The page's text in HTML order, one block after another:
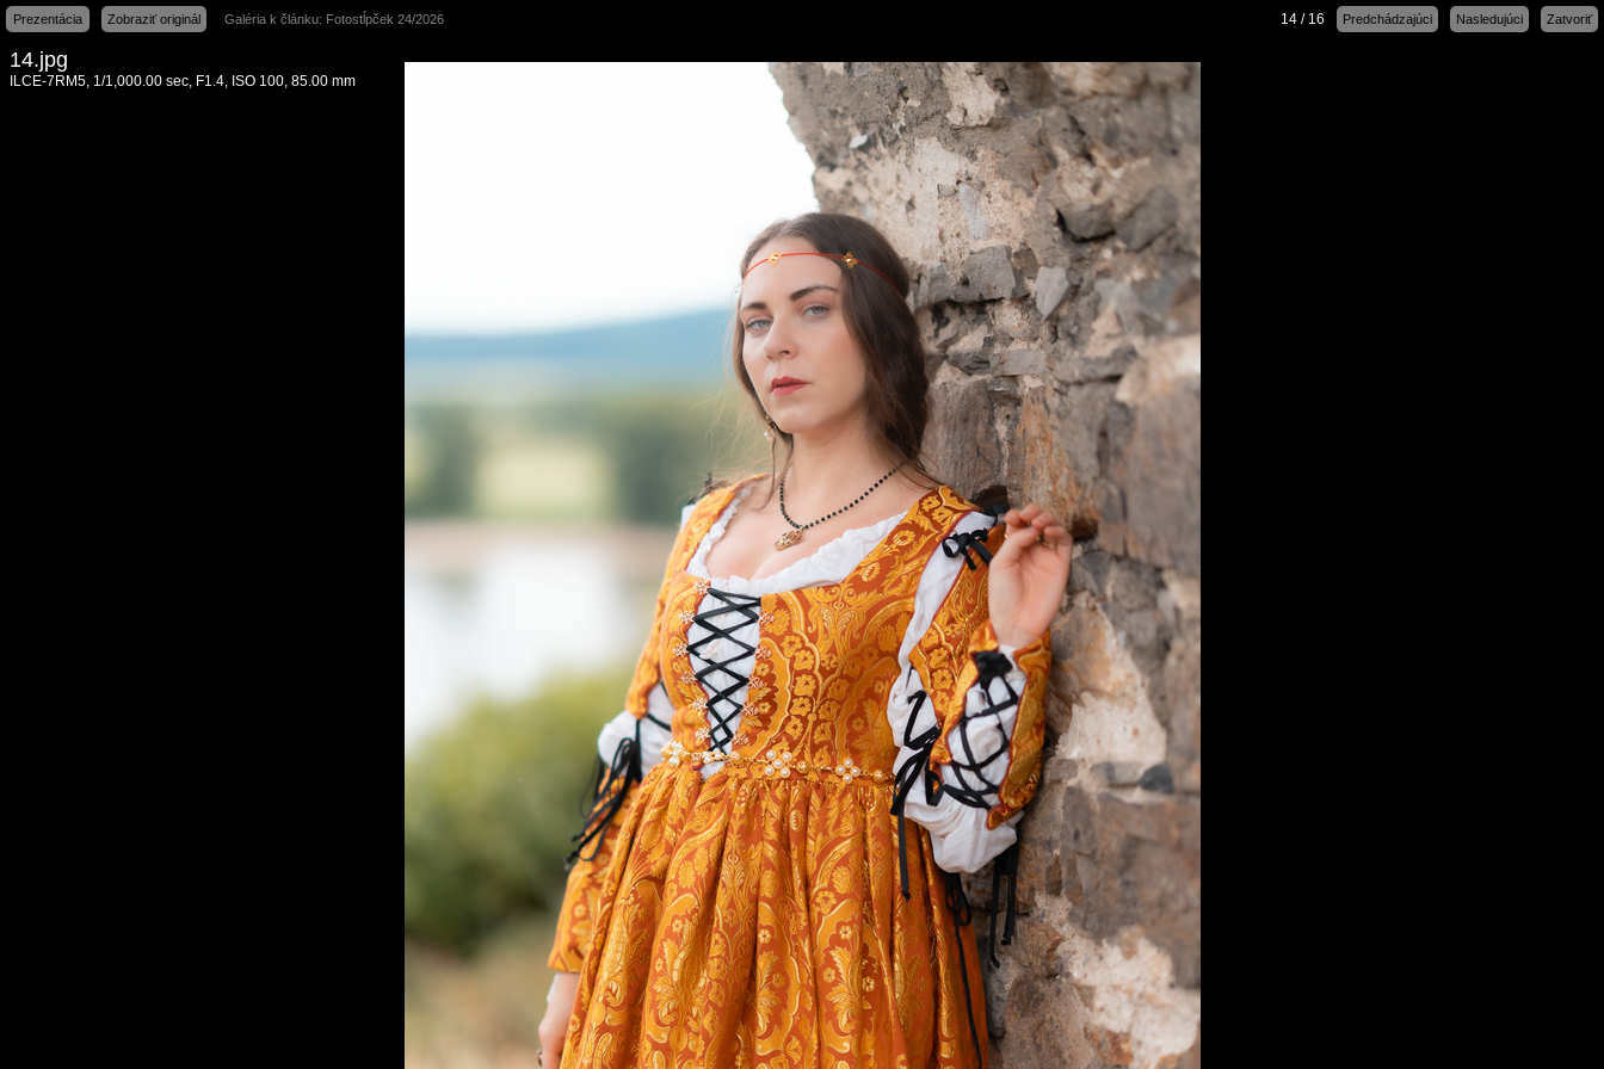
Zatvoriť
Nasledujúci
Predchádzajúci
14 / 16
Prezentácia Zobraziť originál Galéria k článku: Fotostĺpček 24/2026
14.jpg
ILCE-7RM5, 1/1,000.00 sec, F1.4, ISO 100, 85.00 mm